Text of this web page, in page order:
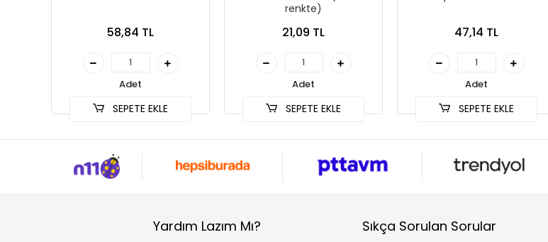
58,84 TL
Adet
SEPETE EKLE
renkte)
21,09 TL
Adet
SEPETE EKLE
47,14 TL
Adet
SEPETE EKLE
Yardım Lazım Mı? Sıkça Sorulan Sorular